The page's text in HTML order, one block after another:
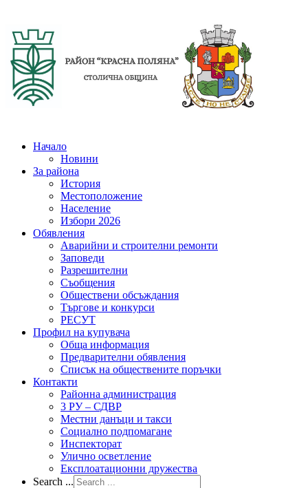
Начало
Новини
За района
История
Местоположение
Население
Избори 2026
Обявления
Аварийни и строителни ремонти
Заповеди
Разрешителни
Съобщения
Обществени обсъждания
Търгове и конкурси
РЕСУТ
Профил на купувача
Обща информация
Предварителни обявления
Списък на обществените поръчки
Контакти
Районна администрация
3 РУ – СДВР
Местни данъци и такси
Социално подпомагане
Инспекторат
Улично осветление
Експлоатационни дружества
Search ...